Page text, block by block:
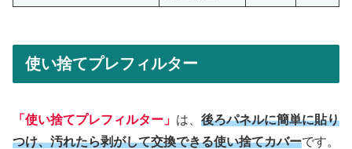
使い捨てプレフィルター
「使い捨てプレフィルター」 は、 後ろパネルに簡単に貼り
つけ、汚れたら剥がして交換できる使い捨てカバーです。